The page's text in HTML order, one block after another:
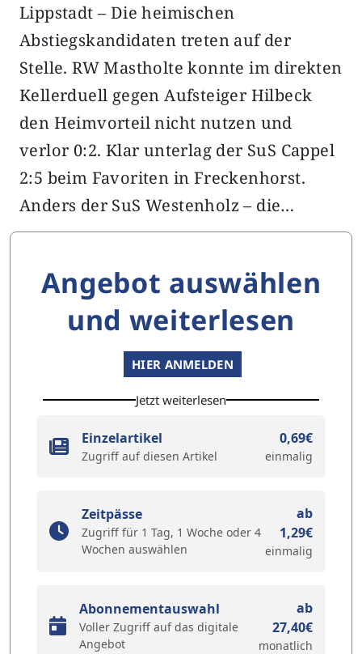
Lippstadt – Die heimischen
Abstiegskandidaten treten auf der
Stelle. RW Mastholte konnte im direkten
Kellerduell gegen Aufsteiger Hilbeck
den Heimvorteil nicht nutzen und
verlor 0:2. Klar unterlag der SuS Cappel
2:5 beim Favoriten in Freckenhorst.
Anders der SuS Westenholz – die…
Angebot auswählen
und weiterlesen
HIER ANMELDEN
Jetzt weiterlesen
Einzelartikel
Zugriff auf diesen Artikel
0,69€
einmalig
Zeitpässe
Zugriff für 1 Tag, 1 Woche oder 4
Wochen auswählen
ab
1,29€
einmalig
Abonnementauswahl
Voller Zugriff auf das digitale
Angebot
ab
27,40€
monatlich